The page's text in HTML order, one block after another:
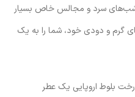
شب‌های سرد و مجالس خاص بسیار
گرم و دودی خود، شما را به یک
بلوط اروپایی یک عطر